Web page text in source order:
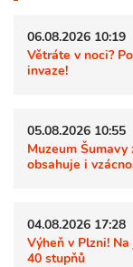
06.08.2026 10:19
Větráte v noci?
invaze!
05.08.2026 10:55
Muzeum
obsahuje i
04.08.2026 17:28
Výheň v Plzni!
40 stupňů